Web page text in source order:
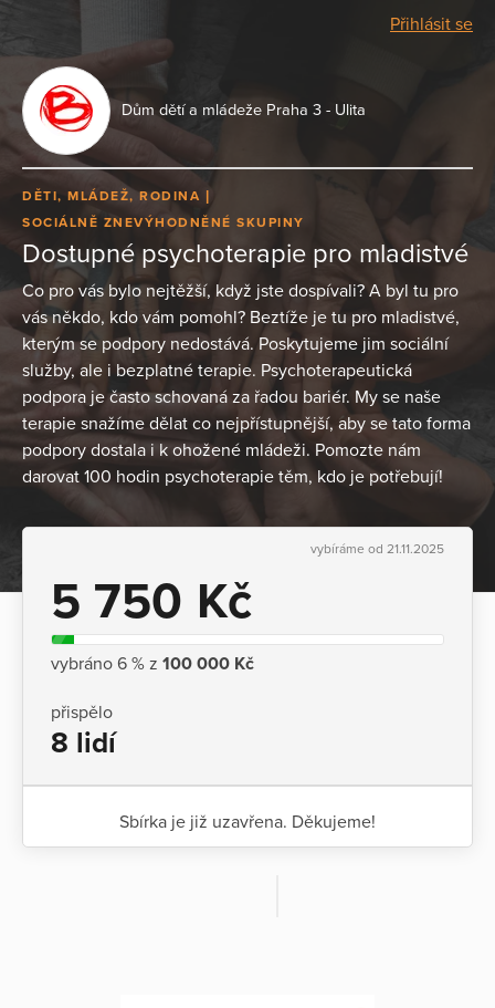
Přihlásit se
Dům dětí a mládeže Praha 3 - Ulita
DĚTI, MLÁDEŽ, RODINA
SOCIÁLNĚ ZNEVÝHODNĚNÉ SKUPINY
Dostupné psychoterapie pro mladistvé
Co pro vás bylo nejtěžší, když jste dospívali? A byl tu pro
vás někdo, kdo vám pomohl? Beztíže je tu pro mladistvé,
kterým se podpory nedostává. Poskytujeme jim sociální
služby, ale i bezplatné terapie. Psychoterapeutická
podpora je často schovaná za řadou bariér. My se naše
terapie snažíme dělat co nejpřístupnější, aby se tato forma
podpory dostala i k ohožené mládeži. Pomozte nám
darovat 100 hodin psychoterapie těm, kdo je potřebují!
vybíráme od 21.11.2025
5 750 Kč
vybráno 6 % z 100 000 Kč
přispělo
8 lidí
Sbírka je již uzavřena. Děkujeme!